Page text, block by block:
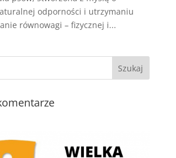
odporności i utrzymaniu
równowagi – fizycznej i...